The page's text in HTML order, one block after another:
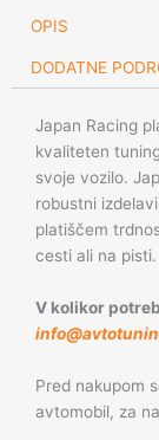
OPIS
DODATNE
Japan Racing
kvaliteten
svoje vozilo.
robustni
platiščem
cesti ali na
V kolikor
Pred nakupom
avtomobil, za